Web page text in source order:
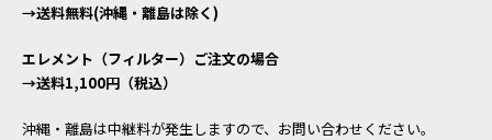
→送料無料(沖縄・離島は除く)
エレメント（フィルター）ご注文の場合
→送料1,100円（税込）
沖縄・離島は中継料が発生しますので、お問い合わせください。